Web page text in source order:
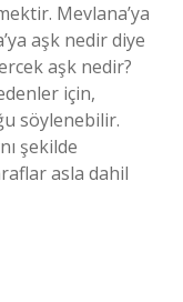
Mevlana’ya
aşk nedir diye
aşk nedir?
için,
söylenebilir.
şekilde
asla dahil